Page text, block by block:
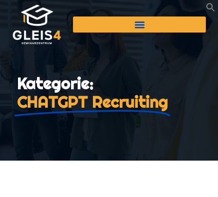
Kategorie:
CHATGPT Recruiting